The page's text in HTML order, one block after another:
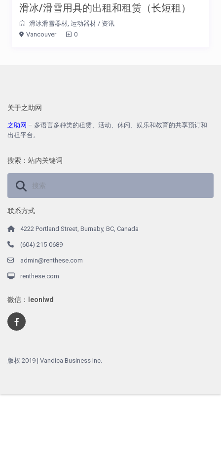
滑冰/滑雪用具的出租和租赁（长短租）
滑冰滑雪器材, 运动器材 / 资讯
Vancouver
0
关于之助网
之助网 – 多语言多种类的租赁、活动、休闲、娱乐和教育的共享预订和
出租平台。
搜索：站内关键词
联系方式
4222 Portland Street, Burnaby, BC, Canada
(604) 215-0689
admin@renthese.com
renthese.com
微信：leonlwd
版权 2019 | Vandica Business Inc.